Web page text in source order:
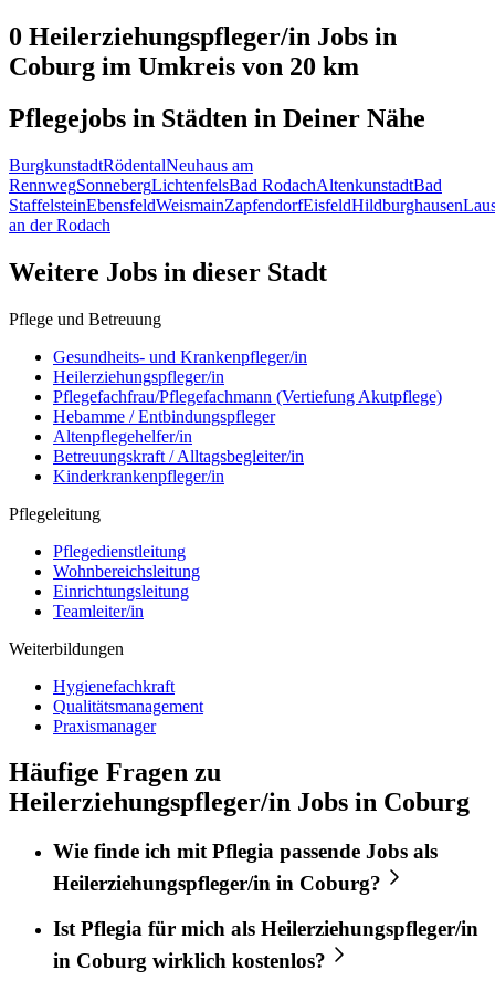
0 Heilerziehungspfleger/in Jobs in
Coburg im Umkreis von 20 km
Pflegejobs in Städten in Deiner Nähe
BurgkunstadtRödentalNeuhaus am
RennwegSonnebergLichtenfelsBad RodachAltenkunstadtBad
StaffelsteinEbensfeldWeismainZapfendorfEisfeldHildburghausen
an der Rodach
Weitere Jobs in dieser Stadt
Pflege und Betreuung
Gesundheits- und Krankenpfleger/in
Heilerziehungspfleger/in
Pflegefachfrau/Pflegefachmann (Vertiefung Akutpflege)
Hebamme / Entbindungspfleger
Altenpflegehelfer/in
Betreuungskraft / Alltagsbegleiter/in
Kinderkrankenpfleger/in
Pflegeleitung
Pflegedienstleitung
Wohnbereichsleitung
Einrichtungsleitung
Teamleiter/in
Weiterbildungen
Hygienefachkraft
Qualitätsmanagement
Praxismanager
Häufige Fragen zu
Heilerziehungspfleger/in Jobs in Coburg
Wie finde ich mitPflegia passende Jobs als
Heilerziehungspfleger/in in Coburg?
Ist Pflegia für mich als Heilerziehungspfleger/in
in Coburg wirklich kostenlos?